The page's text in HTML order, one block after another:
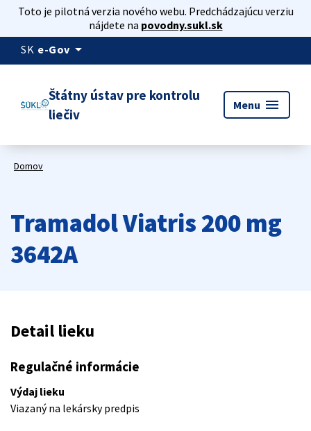
Toto je pilotná verzia nového webu. Predchádzajúcu verziu
nájdete na povodny.sukl.sk
SK e-Gov arrow_drop_down
Štátny ústav pre kontrolu
liečiv
Menu menu
Domov
Tramadol Viatris 200 mg
3642A
Detail lieku
Regulačné informácie
Výdaj lieku
Viazaný na lekársky predpis